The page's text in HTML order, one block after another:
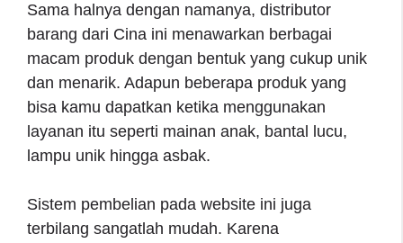
Sama halnya dengan namanya, distributor
barang dari Cina ini menawarkan berbagai
macam produk dengan bentuk yang cukup unik
dan menarik. Adapun beberapa produk yang
bisa kamu dapatkan ketika menggunakan
layanan itu seperti mainan anak, bantal lucu,
lampu unik hingga asbak.
Sistem pembelian pada website ini juga
terbilang sangatlah mudah. Karena